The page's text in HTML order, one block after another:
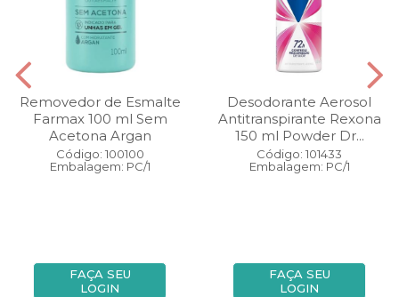
Removedor de Esmalte
Farmax 100 ml Sem
Acetona Argan
Código: 100100
Embalagem: PC/1
FAÇA SEU
LOGIN
Desodorante Aerosol
Antitranspirante Rexona
150 ml Powder Dr...
Código: 101433
Embalagem: PC/1
FAÇA SEU
LOGIN